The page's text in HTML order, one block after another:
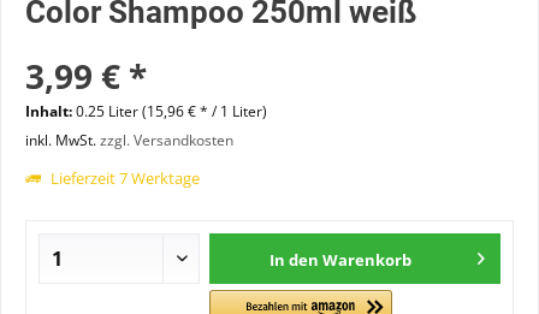
Color Shampoo 250ml weiß
3,99 € *
Inhalt:0.25 Liter (15,96 € * / 1 Liter)
inkl. MwSt.zzgl. Versandkosten
Lieferzeit 7 Werktage
In den Warenkorb